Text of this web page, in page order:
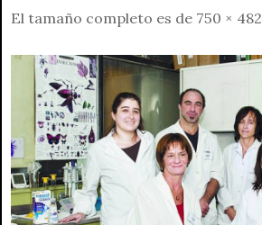
El tamaño completo es de 750 × 482